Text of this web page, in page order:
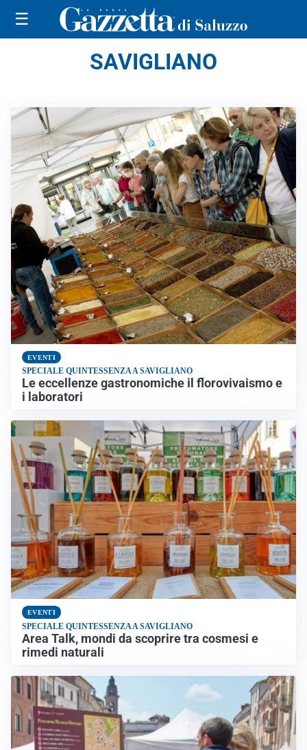
☰
SAVIGLIANO
EVENTI
SPECIALE QUINTESSENZA A SAVIGLIANO
Le eccellenze gastronomiche il florovivaismo e
i laboratori
EVENTI
SPECIALE QUINTESSENZA A SAVIGLIANO
Area Talk, mondi da scoprire tra cosmesi e
rimedi naturali